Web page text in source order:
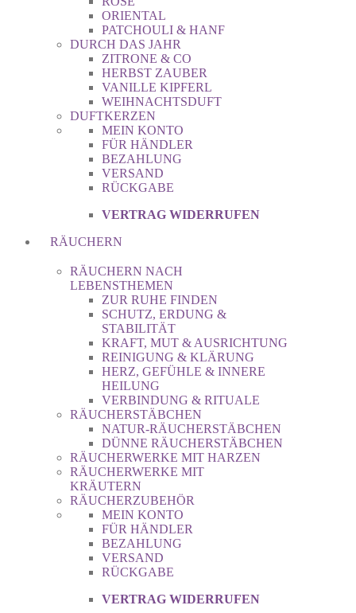
ORIENTAL
PATCHOULI & HANF
DURCH DAS JAHR
ZITRONE & CO
HERBST ZAUBER
VANILLE KIPFERL
WEIHNACHTSDUFT
DUFTKERZEN
MEIN KONTO
FÜR HÄNDLER
BEZAHLUNG
VERSAND
RÜCKGABE
VERTRAG WIDERRUFEN
RÄUCHERN
RÄUCHERN NACH
LEBENSTHEMEN
ZUR RUHE FINDEN
SCHUTZ, ERDUNG &
STABILITÄT
KRAFT, MUT & AUSRICHTUNG
REINIGUNG & KLÄRUNG
HERZ, GEFÜHLE & INNERE
HEILUNG
VERBINDUNG & RITUALE
RÄUCHERSTÄBCHEN
NATUR-RÄUCHERSTÄBCHEN
DÜNNE RÄUCHERSTÄBCHEN
RÄUCHERWERKE MIT HARZEN
RÄUCHERWERKE MIT
KRÄUTERN
RÄUCHERZUBEHÖR
MEIN KONTO
FÜR HÄNDLER
BEZAHLUNG
VERSAND
RÜCKGABE
VERTRAG WIDERRUFEN